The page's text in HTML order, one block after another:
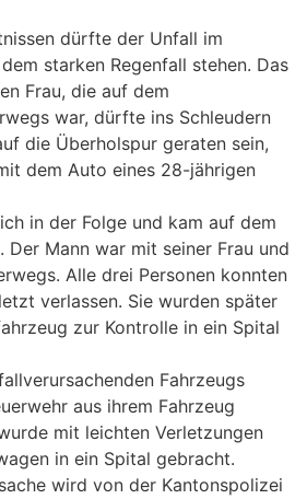
dürfte der Unfall im
starken Regenfall stehen. Das
Frau, die auf dem
war, dürfte ins Schleudern
die Überholspur geraten sein,
dem Auto eines 28-jährigen
in der Folge und kam auf dem
Der Mann war mit seiner Frau und
Alle drei Personen konnten
verlassen. Sie wurden später
zur Kontrolle in ein Spital
Fahrzeugs
aus ihrem Fahrzeug
mit leichten Verletzungen
in ein Spital gebracht.
wird von der Kantonspolizei